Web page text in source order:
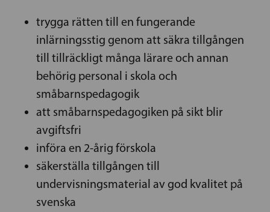
trygga rätten till en fungerande
inlärningsstig genom att säkra tillgången
till tillräckligt många lärare och annan
behörig personal i skola och
småbarnspedagogik
att småbarnspedagogiken på sikt blir
avgiftsfri
införa en 2-årig förskola
säkerställa tillgången till
undervisningsmaterial av god kvalitet på
svenska